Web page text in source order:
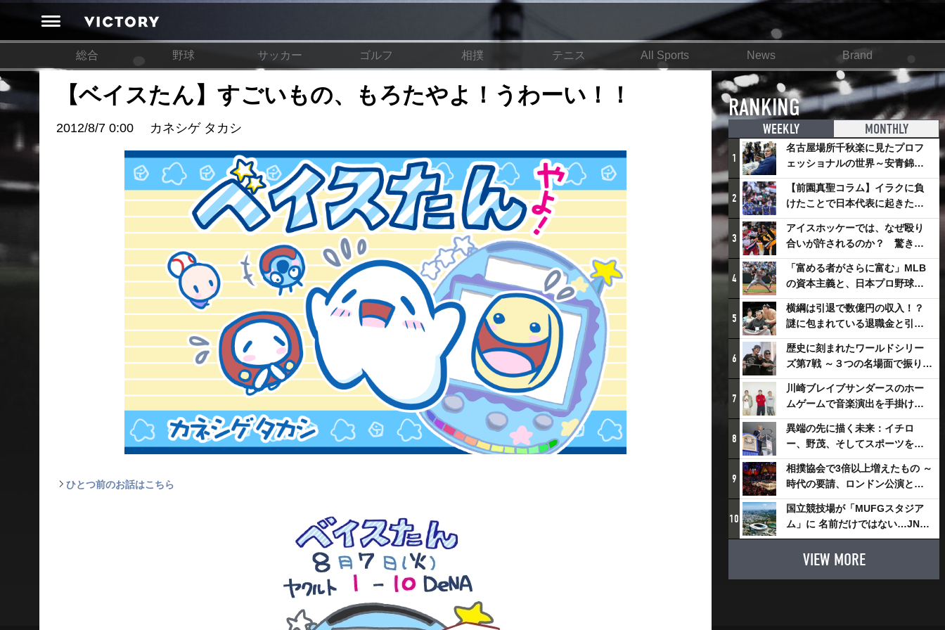
総合 野球 サッカー ゴルフ 相撲 テニス All Sports News Brand
【ベイスたん】すごいもの、もろたやよ！うわーい！！
2012/8/7 0:00 カネシゲ タカシ
ひとつ前のお話はこちら
RANKING
WEEKLY MONTHLY
1
名古屋場所千秋楽に見たプロフ
ェッショナルの世界～安青錦の
優勝を巡るさまざまなドラマ
2
【前園真聖コラム】イラクに負
けたことで日本代表に起きたプ
ラスとは
3
アイスホッケーでは、なぜ殴り
合いが許されるのか？ 驚きの
「ファイティング」ルールにつ
いて
4
「富める者がさらに富む」MLB
の資本主義と、日本プロ野球が
踏み出せない一歩
5
横綱は引退で数億円の収入！？
謎に包まれている退職金と引退
相撲興行
6
歴史に刻まれたワールドシリー
ズ第7戦 ～３つの名場面で振り返
る～
7
川崎ブレイブサンダースのホー
ムゲームで音楽演出を手掛ける
スチャダラパーが川崎新！アリ
ーナシティ・プロジェクトを語
る 「楽しみでしかないでしょ。
川崎は、ずっと成長曲線だか
ら」
8
異端の先に描く未来：イチロ
ー、野茂、そしてスポーツを支
える科学界の挑戦
9
相撲協会で3倍以上増えたもの ～
時代の要請、ロンドン公演と古
式大相撲
10
国立競技場が「MUFGスタジア
ム」に 名前だけではない…JNSE
とMUFGが“共創”し描く地域活
性化・社会価値創造の近未来図
VIEW MORE